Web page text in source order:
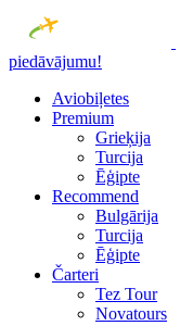
piedāvājumu!
Aviobiļetes
Premium
Grieķija
Turcija
Ēģipte
Recommend
Bulgārija
Turcija
Ēģipte
Čarteri
Tez Tour
Novatours